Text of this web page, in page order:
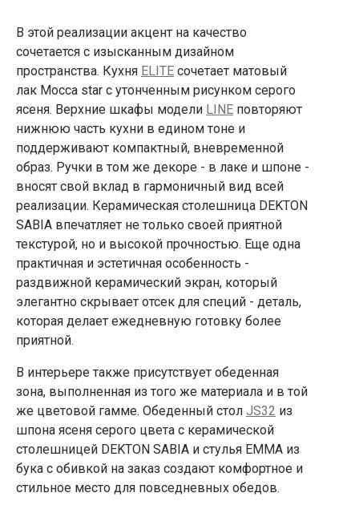
В этой реализации акцент на качество
сочетается с изысканным дизайном
пространства. Кухня ELITE сочетает матовый
лак Mocca star с утонченным рисунком серого
ясеня. Верхние шкафы модели LINE повторяют
нижнюю часть кухни в едином тоне и
поддерживают компактный, вневременной
образ. Ручки в том же декоре - в лаке и шпоне -
вносят свой вклад в гармоничный вид всей
реализации. Керамическая столешница DEKTON
SABIA впечатляет не только своей приятной
текстурой, но и высокой прочностью. Еще одна
практичная и эстетичная особенность -
раздвижной керамический экран, который
элегантно скрывает отсек для специй - деталь,
которая делает ежедневную готовку более
приятной.
В интерьере также присутствует обеденная
зона, выполненная из того же материала и в той
же цветовой гамме. Обеденный стол JS32 из
шпона ясеня серого цвета с керамической
столешницей DEKTON SABIA и стулья EMMA из
бука с обивкой на заказ создают комфортное и
стильное место для повседневных обедов.